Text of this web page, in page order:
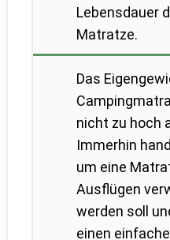
Lebensdauer
Matratze.
Das
nicht zu hoch
Immerhin
um eine
Ausflügen
werden soll
einen